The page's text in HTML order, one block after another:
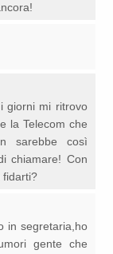
giorni mi ritrovo
la Telecom che
sarebbe così
chiamare! Con
fidarti?
in segretaria,ho
gente che